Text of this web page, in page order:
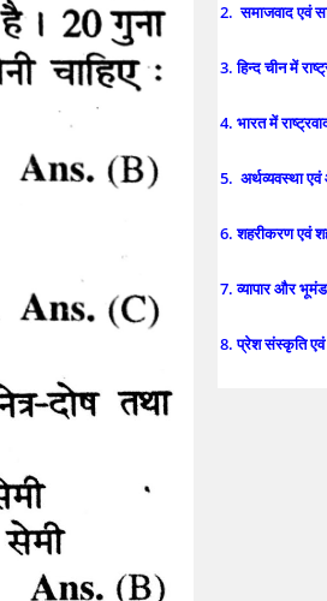
2. समाजवाद एवं
3. हिन्द चीन में
4. भारत में
5. अर्थव्यवस्था
6. शहरीकरण एवं
7. व्यापार और
8. प्रेश संस्कृति एवं